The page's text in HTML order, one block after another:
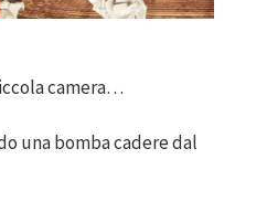
camera…
una bomba cadere dal